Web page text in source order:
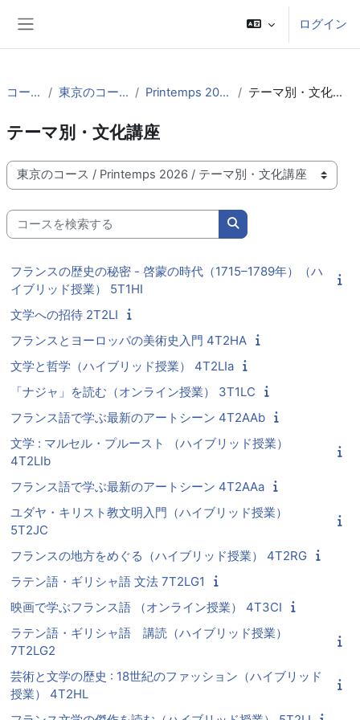
ログイン
コース 東京のコース Printemps 2026 テーマ別・文化講座
テーマ別・文化講座
コースカテゴリ
コースを検索する
コースを検索する
フランスの歴史の秘密 - 啓蒙の時代（1715–1789年）（ハ
イブリッド授業） 5T1HI
文学への招待 2T2LI
フランスとヨーロッパの美術史入門 4T2HA
文学と哲学（ハイブリッド授業） 4T2LIa
「ナジャ」を読む（オンライン授業） 3T1LC
フランス語で学ぶ最新のアートシーン 4T2AAb
文学 : マルセル・プルースト （ハイブリッド授業）
4T2LIb
フランス語で学ぶ最新のアートシーン 4T2AAa
ユダヤ・キリスト教文明入門（ハイブリッド授業）
5T2JC
フランスの地方をめぐる（ハイブリッド授業） 4T2RG
ラテン語・ギリシャ語 文法 7T2LG1
映画で学ぶフランス語 （オンライン授業） 4T3CI
ラテン語・ギリシャ語 講読（ハイブリッド授業）
7T2LG2
芸術と文学の歴史 : 18世紀のファッション（ハイブリッド
授業） 4T2HL